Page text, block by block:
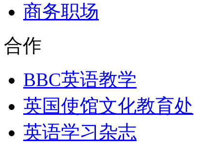
商务职场
合作
BBC英语教学
英国使馆文化教育处
英语学习杂志